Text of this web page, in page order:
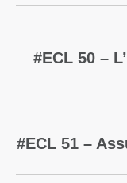
#ECL 50 –
#ECL 51 –